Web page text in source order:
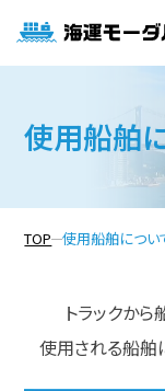
使用船舶
TOP 使用船舶につい
トラックか
使用される船舶